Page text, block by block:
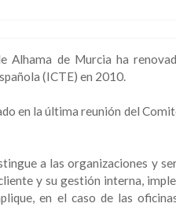
Alhama de Murcia ha
(ICTE) en 2010.
en la última reunión del
a las organizaciones y
y su gestión interna,
en el caso de las